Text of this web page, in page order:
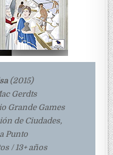
(2015)
Gerdts
Grande Games
de Ciudades,
Punto
/ 13+ años